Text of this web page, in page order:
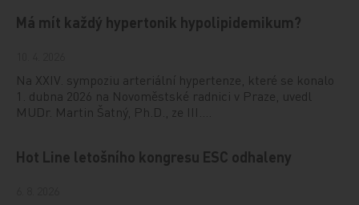
Má mít každý hypertonik hypolipidemikum?
Na XXIV. sympoziu arteriální hypertenze, které se konalo
1. dubna 2026 na Novoměstské radnici v Praze, uvedl
MUDr. Martin Šatný, Ph.D., ze III.…
Hot Line letošního kongresu ESC odhaleny